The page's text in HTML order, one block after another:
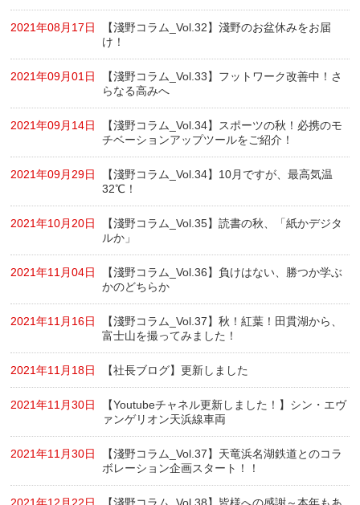
2021年08月17日
【淺野コラム_Vol.32】淺野のお盆休みをお届
け！
2021年09月01日
【淺野コラム_Vol.33】フットワーク改善中！さ
らなる高みへ
2021年09月14日
【淺野コラム_Vol.34】スポーツの秋！必携のモ
チベーションアップツールをご紹介！
2021年09月29日
【淺野コラム_Vol.34】10月ですが、最高気温
32℃！
2021年10月20日
【淺野コラム_Vol.35】読書の秋、「紙かデジタ
ルか」
2021年11月04日
【淺野コラム_Vol.36】負けはない、勝つか学ぶ
かのどちらか
2021年11月16日
【淺野コラム_Vol.37】秋！紅葉！田貫湖から、
富士山を撮ってみました！
2021年11月18日 【社長ブログ】更新しました
2021年11月30日
【Youtubeチャネル更新しました！】シン・エヴ
ァンゲリオン天浜線車両
2021年11月30日
【淺野コラム_Vol.37】天竜浜名湖鉄道とのコラ
ボレーション企画スタート！！